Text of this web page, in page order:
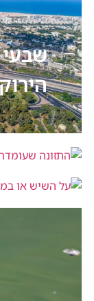
שבעי
התזונה
על השיש